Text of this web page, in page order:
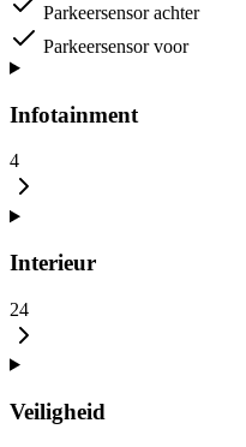
Parkeersensor achter
Parkeersensor voor
Infotainment
4
Interieur
24
Veiligheid